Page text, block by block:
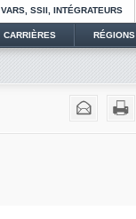
VARS, SSII, INTÉGRATEURS
CARRIÈRES RÉGIONS